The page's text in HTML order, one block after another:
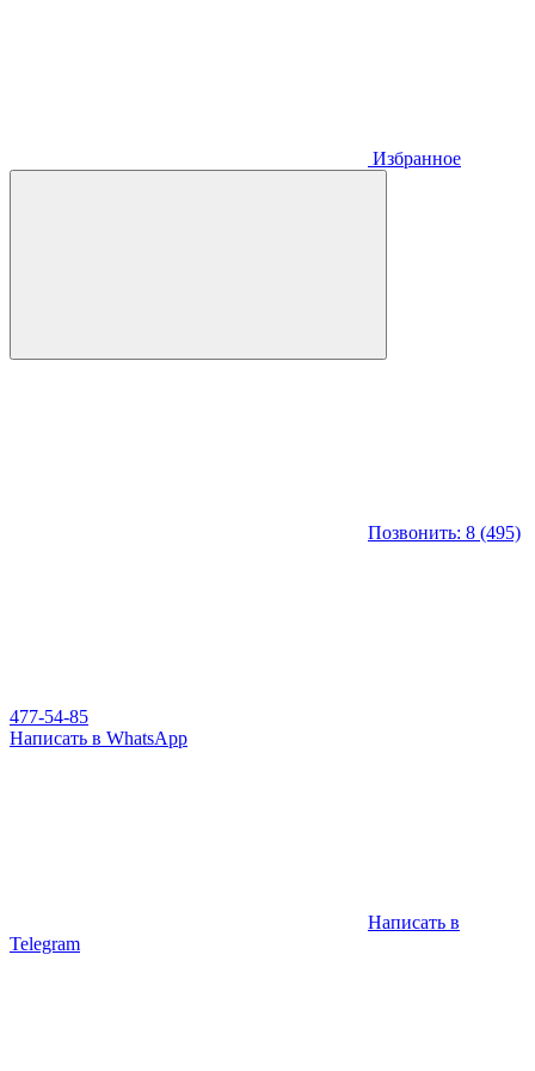
Избранное
Позвонить: 8 (495)
477-54-85
Написать в WhatsApp
Написать в
Telegram